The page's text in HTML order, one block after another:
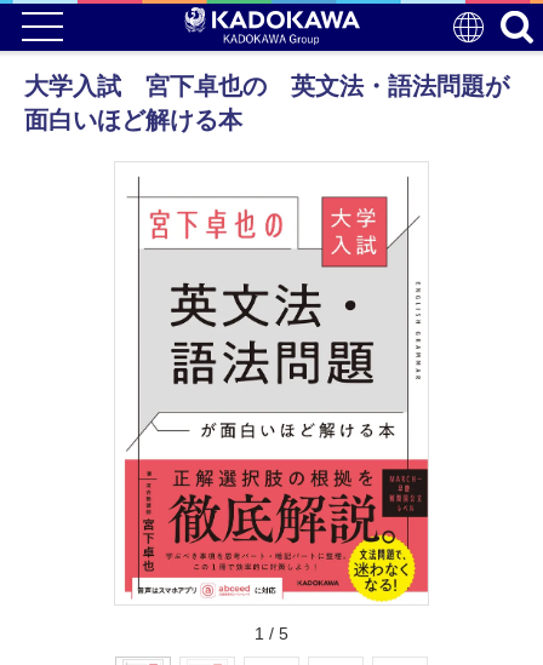
大学入試 宮下卓也の 英文法・語法問題が
面白いほど解ける本
1 / 5